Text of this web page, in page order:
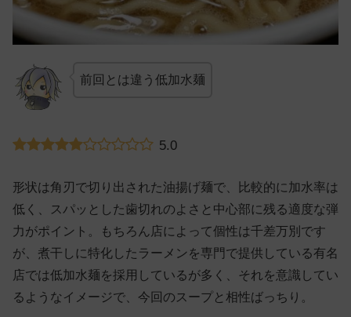
前回とは違う低加水麺
5.0
形状は角刃で切り出された油揚げ麺で、比較的に加水率は
低く、スパッとした歯切れのよさと中心部に残る適度な弾
力がポイント。もちろん店によって個性は千差万別です
が、煮干しに特化したラーメンを専門で提供している有名
店では低加水麺を採用しているが多く、それを意識してい
るようなイメージで、今回のスープと相性ばっちり。